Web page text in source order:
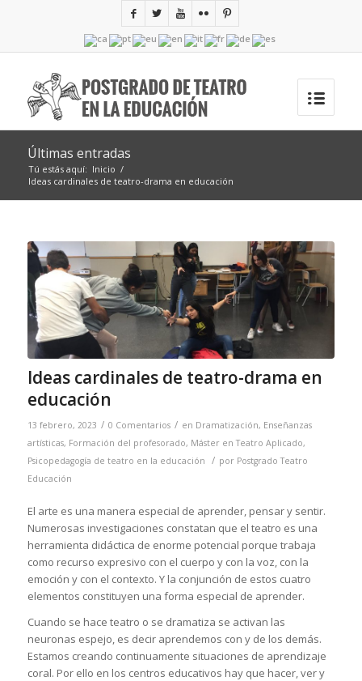
Últimas entradas
Tú estás aquí: Inicio /
Ideas cardinales de teatro-drama en educación
Ideas cardinales de teatro-drama en
educación
13 febrero, 2023 / 0 Comentarios / en Dramatización, Enseñanzas
artísticas, Formación del profesorado, Máster en Teatro Aplicado,
Psicopedagogía de teatro en la educación
/ por Postgrado Teatro
Educación
El arte es una manera especial de aprender, pensar y sentir.
Numerosas investigaciones constatan que el teatro es una
herramienta didáctica de enorme potencial porque trabaja
como recurso expresivo con el cuerpo y con la voz, con la
emoción y con el contexto. Y la conjunción de estos cuatro
elementos constituyen una forma especial de aprender.
Cuando se hace teatro o se dramatiza se activan las
neuronas espejo, es decir aprendemos con y de los demás.
Estamos creando continuamente situaciones de aprendizaje
coral. Por ello en los centros educativos hay que hacer, ver y